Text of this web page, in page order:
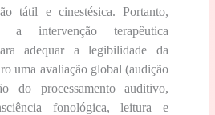
tátil e cinestésica. Portanto,
intervenção terapêutica
adequar a legibilidade da
uma avaliação global (audição
do processamento auditivo,
fonológica, leitura e